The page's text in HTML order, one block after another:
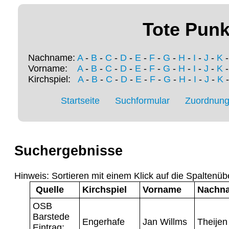
Tote
Nachname: A- B - C - D - E - F - G - H - I - J - K
Vorname: A- B - C - D - E - F - G - H - I - J - K
Kirchspiel: A- B - C - D- E- F- G - H - I - J - K
Startseite Suchformular
Suchergebnisse
Hinweis: Sortieren mit einem Klick auf die
Quelle
Kirchspiel Vorname
OSB
Barstede
Engerhafe Jan Willms Theijen